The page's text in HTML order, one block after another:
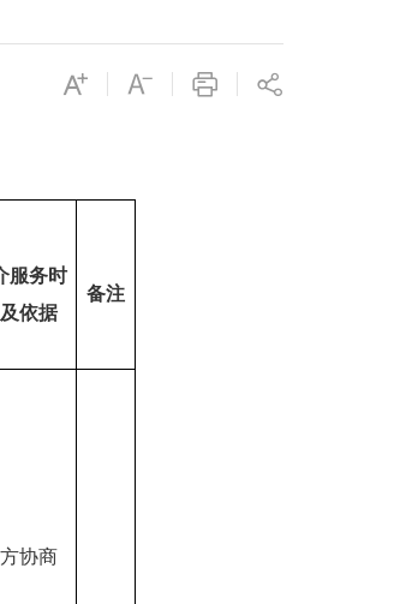
服务时
依据
备注
协商